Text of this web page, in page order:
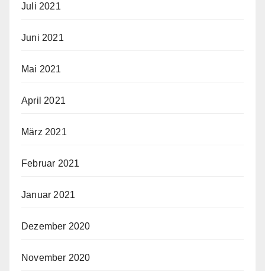
Juli 2021
Juni 2021
Mai 2021
April 2021
März 2021
Februar 2021
Januar 2021
Dezember 2020
November 2020